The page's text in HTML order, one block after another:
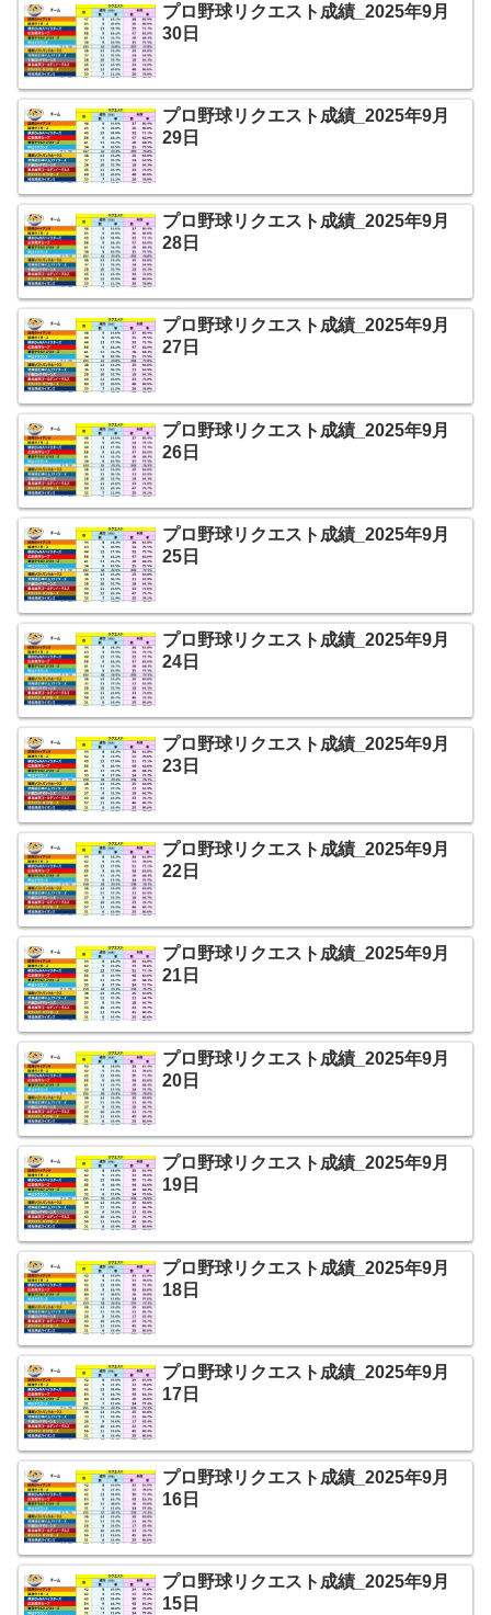
プロ野球リクエスト成績_2025年9月
30日
プロ野球リクエスト成績_2025年9月
29日
プロ野球リクエスト成績_2025年9月
28日
プロ野球リクエスト成績_2025年9月
27日
プロ野球リクエスト成績_2025年9月
26日
プロ野球リクエスト成績_2025年9月
25日
プロ野球リクエスト成績_2025年9月
24日
プロ野球リクエスト成績_2025年9月
23日
プロ野球リクエスト成績_2025年9月
22日
プロ野球リクエスト成績_2025年9月
21日
プロ野球リクエスト成績_2025年9月
20日
プロ野球リクエスト成績_2025年9月
19日
プロ野球リクエスト成績_2025年9月
18日
プロ野球リクエスト成績_2025年9月
17日
プロ野球リクエスト成績_2025年9月
16日
プロ野球リクエスト成績_2025年9月
15日